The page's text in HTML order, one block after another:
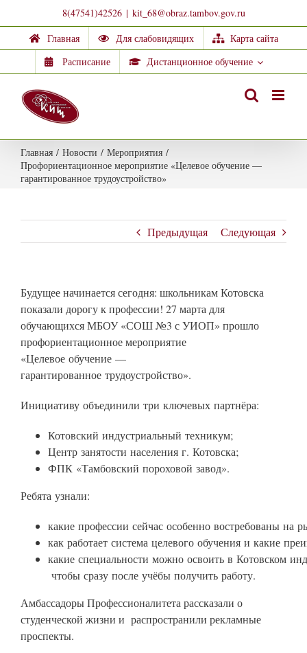
to
content
8(47541)42526 | kit_68@obraz.tambov.gov.ru
Главная
Для слабовидящих
Карта сайта
Расписание
Дистанционное обучение
Главная / Новости / Мероприятия /
Профориентационное мероприятие «Целевое обучение —
гарантированное трудоустройство»
Предыдущая Следующая
Будущее начинается сегодня: школьникам Котовска
показали дорогу к профессии! 27 марта для
обучающихся МБОУ «СОШ №3 с УИОП» прошло
профориентационное мероприятие
«Целевое обучение —
гарантированное трудоустройство».
Инициативу объединили три ключевых партнёра:
Котовский индустриальный техникум;
Центр занятости населения г. Котовска;
ФПК «Тамбовский пороховой завод».
Ребята узнали:
какие профессии сейчас особенно востребованы на
как работает система целевого обучения и какие
какие специальности можно освоить в Котовском
чтобы сразу после учёбы получить работу.
Амбассадоры Профессионалитета рассказали о
студенческой жизни и распространили рекламные
проспекты.